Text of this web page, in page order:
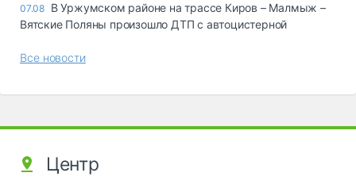
07.08 В Уржумском районе на трассе Киров – Малмыж –
Вятские Поляны произошло ДТП с автоцистерной
Все новости
Центр